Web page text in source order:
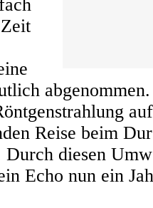
Reise beim
Durch diesen
Echo nun ein